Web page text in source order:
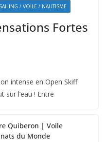
SAILING / VOILE / NAUTISME
Fortes
intense en Open Skiff
sur l’eau ! Entre
Quiberon | Voile
du Monde